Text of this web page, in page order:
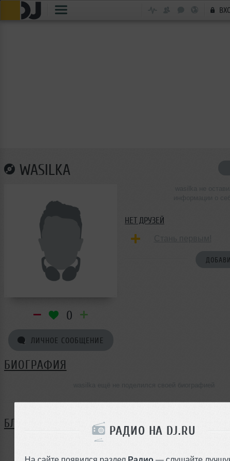
РАДИО НА DJ.RU
На сайте появился раздел Радио — слушайте
WASILKA
0
ЛИЧНОЕ СООБЩЕНИЕ
НЕТ ДРУЗЕЙ
БИОГРАФИЯ
БЛОГ